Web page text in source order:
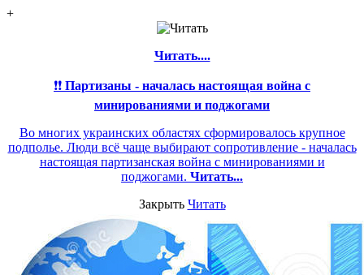
+
Читать....
❗❗ Партизаны - началась настоящая война с
минированиями и поджогами
Во многих украинских областях сформировалось крупное
подполье. Люди всё чаще выбирают сопротивление - началась
настоящая партизанская война с минированиями и
поджогами. Читать...
Закрыть Читать